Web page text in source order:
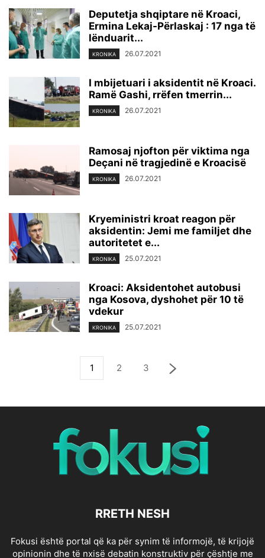
Deputetja shqiptare në Kroaci,
Ermina Lekaj-Përlaskaj : 17 nga të
lënduarit...
KRONIKA 26.07.2021
I mbijetuari i aksidentit në Kroaci.
Ramë Gashi, rrëfen tmerrin...
KRONIKA 26.07.2021
Ramosaj njofton për viktima nga
Deçani në tragjedinë e Kroacisë
KRONIKA 26.07.2021
Kryeministri kroat reagon për
aksidentin: Jemi me familjet dhe
autoritetet e...
KRONIKA 25.07.2021
Kroaci: Aksidentohet autobusi
nga Kosova, dyshohet për 10 të
vdekur
KRONIKA 25.07.2021
1 2 3
RRETH NESH
Fokusi është portal që ka për synim të informojë, të krijojë
opinionin dhe të nxisë debatin konstruktiv për çështje me